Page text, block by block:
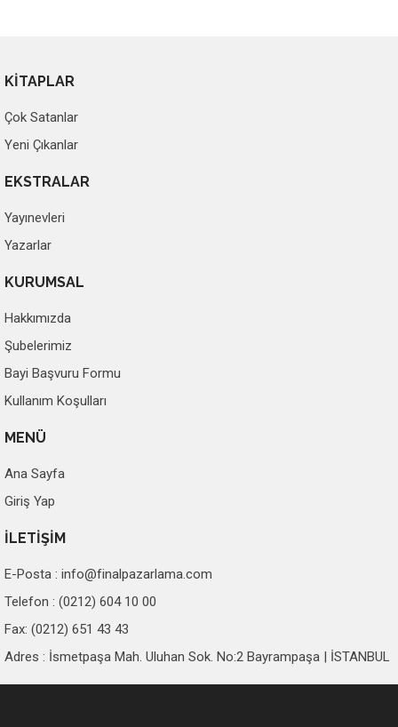
KİTAPLAR
Çok Satanlar
Yeni Çıkanlar
EKSTRALAR
Yayınevleri
Yazarlar
KURUMSAL
Hakkımızda
Şubelerimiz
Bayi Başvuru Formu
Kullanım Koşulları
MENÜ
Ana Sayfa
Giriş Yap
İLETİŞİM
E-Posta : info@finalpazarlama.com
Telefon : (0212) 604 10 00
Fax: (0212) 651 43 43
Adres : İsmetpaşa Mah. Uluhan Sok. No:2 Bayrampaşa | İSTANBUL